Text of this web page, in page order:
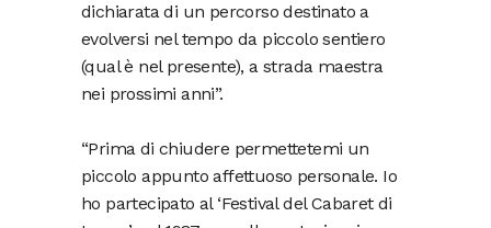
dichiarata di un percorso destinato a
evolversi nel tempo da piccolo sentiero
(qual è nel presente), a strada maestra
nei prossimi anni”.
“Prima di chiudere permettetemi un
piccolo appunto affettuoso personale. Io
ho partecipato al ‘Festival del Cabaret di